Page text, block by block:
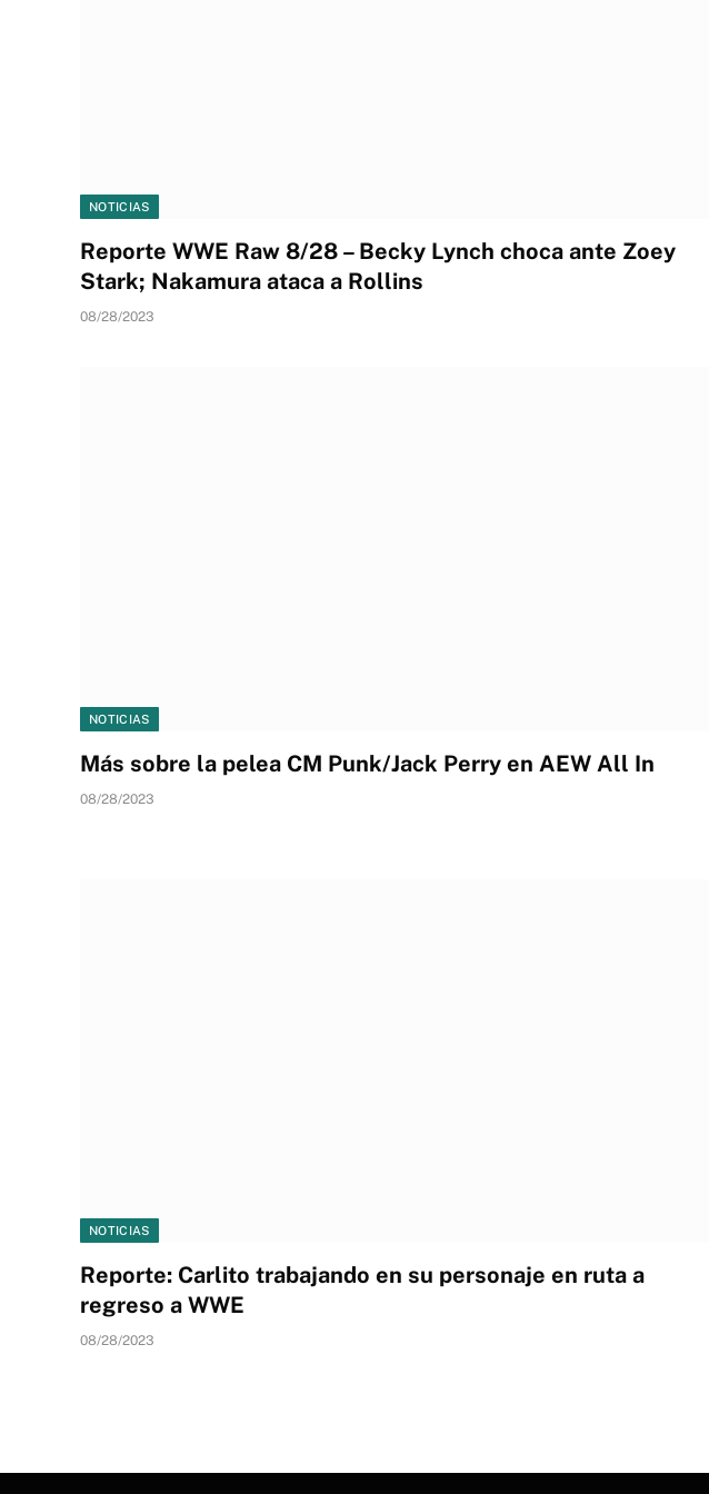
NOTICIAS
Reporte WWE Raw 8/28 – Becky Lynch choca ante Zoey
Stark; Nakamura ataca a Rollins
08/28/2023
NOTICIAS
Más sobre la pelea CM Punk/Jack Perry en AEW All In
08/28/2023
NOTICIAS
Reporte: Carlito trabajando en su personaje en ruta a
regreso a WWE
08/28/2023